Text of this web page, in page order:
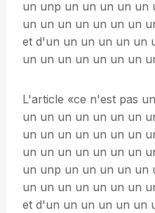
un unp un un un un un
un un un un un un un
et d'un un un un un un
un un un un un un un
L'article «ce n'est pas
un un un un un un un
un un un un un un un
un un un un un un un
un unp un un un un un
un un un un un un un
et d'un un un un un un